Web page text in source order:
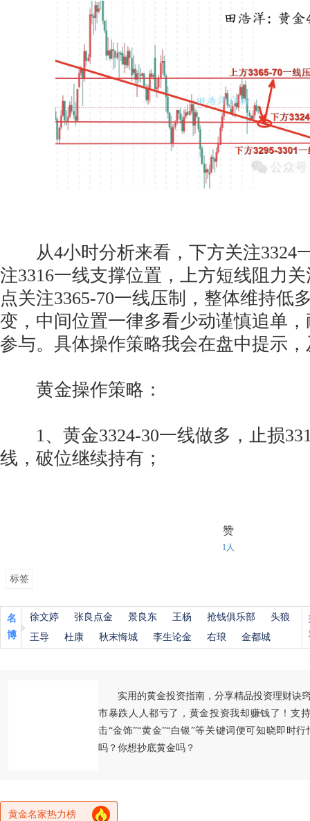
从4小时分析来看，下方关注3324
注3316一线支撑位置，上方短线阻力
点关注3365-70一线压制，整体维持低
变，中间位置一律多看少动谨慎追单
参与。具体操作策略我会在盘中提示
黄金操作策略：
1、黄金3324-30一线做多，止损
线，破位继续持有；
赞
1人
标签
名
博
徐文婷 张良点金 景良东 王杨 抢钱俱乐部
头狼
王导
杜康 秋末悔城 李生论金 右琅 金都城
实用的黄金投资指南，分享精品投资理财诀
市暴跌人人都亏了，黄金投资我却赚钱了！支
击“金饰”“黄金”“白银”等关键词便可知晓即时
吗？你想抄底黄金吗？
黄金名家热力榜